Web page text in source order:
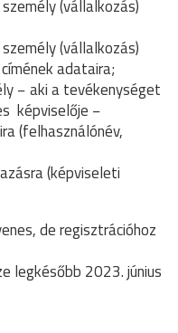
(vállalkozás)
(vállalkozás)
adataira;
− aki a tevékenységet
képviselője −
(felhasználónév,
(képviseleti
de regisztrációhoz
legkésőbb 2023. június